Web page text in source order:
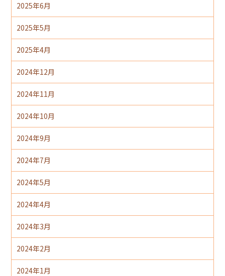
2025年6月
2025年5月
2025年4月
2024年12月
2024年11月
2024年10月
2024年9月
2024年7月
2024年5月
2024年4月
2024年3月
2024年2月
2024年1月